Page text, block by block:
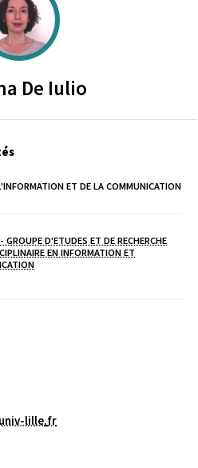
De Iulio
ET DE LA COMMUNICATION
GROUPE D'ETUDES ET DE RECHERCHE
EN INFORMATION ET
(Ouverture dans une nouvelle fenêtre)
univ-lille.fr